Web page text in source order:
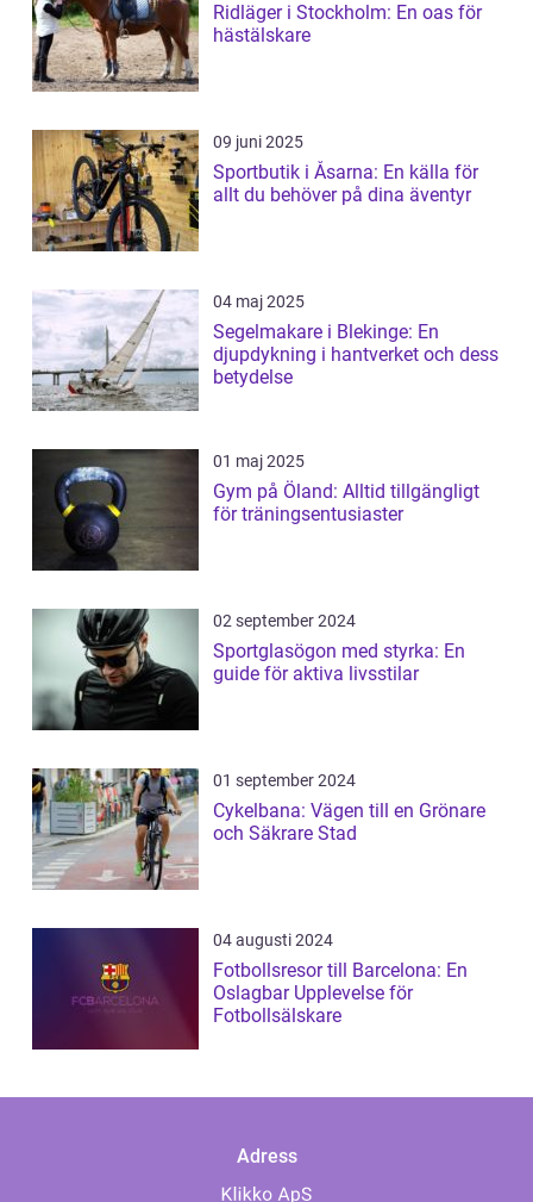
Ridläger i Stockholm: En oas för
hästälskare
09 juni 2025
Sportbutik i Åsarna: En källa för
allt du behöver på dina äventyr
04 maj 2025
Segelmakare i Blekinge: En
djupdykning i hantverket och dess
betydelse
01 maj 2025
Gym på Öland: Alltid tillgängligt
för träningsentusiaster
02 september 2024
Sportglasögon med styrka: En
guide för aktiva livsstilar
01 september 2024
Cykelbana: Vägen till en Grönare
och Säkrare Stad
04 augusti 2024
Fotbollsresor till Barcelona: En
Oslagbar Upplevelse för
Fotbollsälskare
Adress